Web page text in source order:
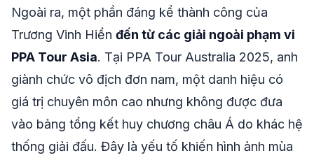
Ngoài ra, một phần đáng kể thành công của
Trương Vinh Hiển đến từ các giải ngoài phạm vi
PPA Tour Asia. Tại PPA Tour Australia 2025, anh
giành chức vô địch đơn nam, một danh hiệu có
giá trị chuyên môn cao nhưng không được đưa
vào bảng tổng kết huy chương châu Á do khác hệ
thống giải đấu. Đây là yếu tố khiến hình ảnh mùa